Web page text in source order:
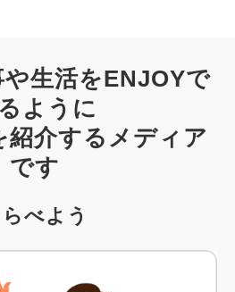
や生活をENJOYで
ように
紹介するメディア
です
らべよう